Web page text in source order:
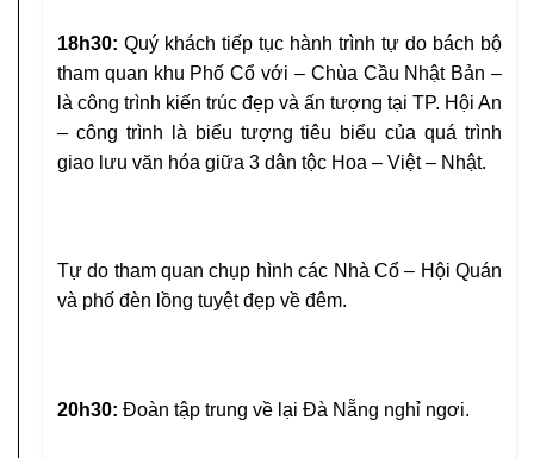
18h30: Quý khách tiếp tục hành trình tự do bách bộ
tham quan khu Phố Cổ với – Chùa Cầu Nhật Bản –
là công trình kiến trúc đẹp và ấn tượng tại TP. Hội An
– công trình là biểu tượng tiêu biểu của quá trình
giao lưu văn hóa giữa 3 dân tộc Hoa – Việt – Nhật.
Tự do tham quan chụp hình các Nhà Cổ – Hội Quán
và phố đèn lồng tuyệt đẹp về đêm.
20h30: Đoàn tập trung về lại Đà Nẵng nghỉ ngơi.